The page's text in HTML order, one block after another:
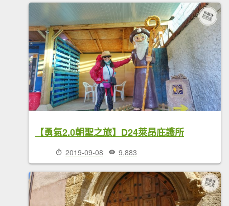
【勇氣2.0朝聖之旅】D24萊昂庇護所
2019-09-08 9,883